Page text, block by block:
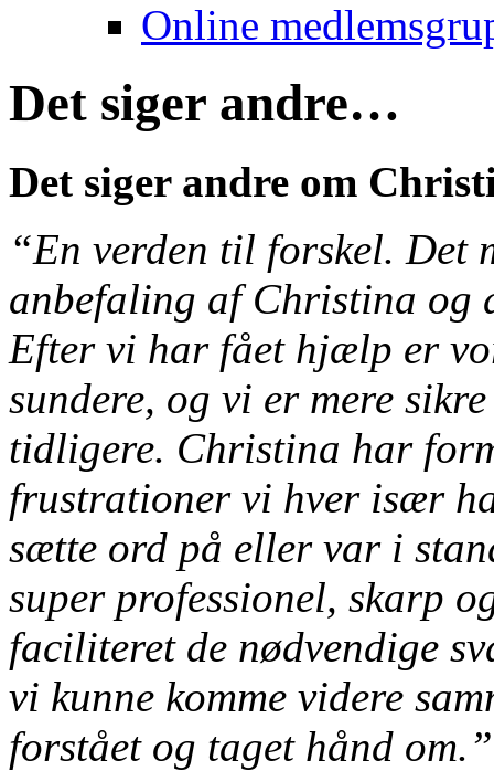
Online
Det siger andre…
Det siger andre om
“En verden til forskel. Det
anbefaling af Christina og
Efter vi har fået hjælp er
sundere, og vi er mere
tidligere. Christina har
frustrationer vi hver især
sætte ord på eller var i
super professionel, skarp
faciliteret de nødvendige
vi kunne komme videre
forstået og taget hånd